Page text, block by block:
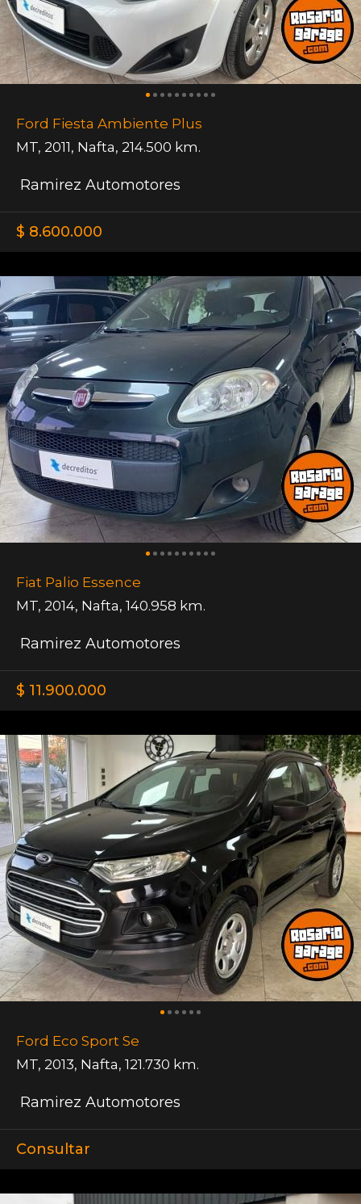
Ford Fiesta Ambiente Plus
MT, 2011, Nafta, 214.500 km.
Ramirez Automotores
$ 8.600.000
Fiat Palio Essence
MT, 2014, Nafta, 140.958 km.
Ramirez Automotores
$ 11.900.000
Ford Eco Sport Se
MT, 2013, Nafta, 121.730 km.
Ramirez Automotores
Consultar